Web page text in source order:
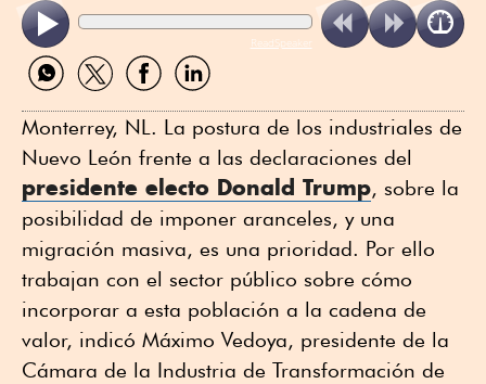
ReadSpeaker
Compartir
por
Compartir
por
Compartir
por
Compartir
por
Monterrey, NL. La postura de los industriales de
Nuevo León frente a las declaraciones del
presidente electo Donald Trump, sobre la
posibilidad de imponer aranceles, y una
migración masiva, es una prioridad. Por ello
trabajan con el sector público sobre cómo
incorporar a esta población a la cadena de
valor, indicó Máximo Vedoya, presidente de la
Cámara de la Industria de Transformación de